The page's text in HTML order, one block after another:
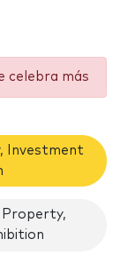
celebra más
Investment
Property,